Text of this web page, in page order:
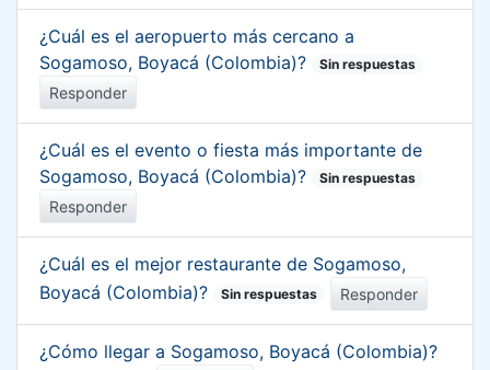
¿Cuál es el aeropuerto más cercano a
Sogamoso, Boyacá (Colombia)?
Sin respuestas
Responder
¿Cuál es el evento o fiesta más importante de
Sogamoso, Boyacá (Colombia)?
Sin respuestas
Responder
¿Cuál es el mejor restaurante de Sogamoso,
Boyacá (Colombia)?
Sin respuestas Responder
¿Cómo llegar a Sogamoso, Boyacá (Colombia)?